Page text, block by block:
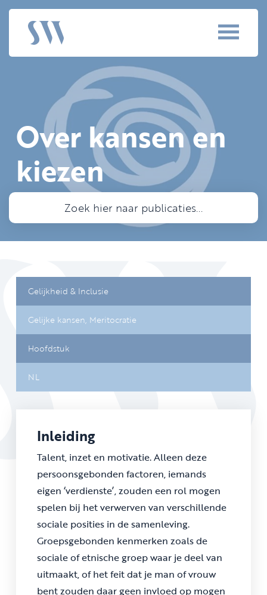
Over kansen en
kiezen
Gelijkheid & Inclusie
Gelijke kansen, Meritocratie
Hoofdstuk
NL
Inleiding
Talent, inzet en motivatie. Alleen deze
persoonsgebonden factoren, iemands
eigen ‘verdienste’, zouden een rol mogen
spelen bij het verwerven van verschillende
sociale posities in de samenleving.
Groepsgebonden kenmerken zoals de
sociale of etnische groep waar je deel van
uitmaakt, of het feit dat je man of vrouw
bent zouden daar geen invloed op mogen